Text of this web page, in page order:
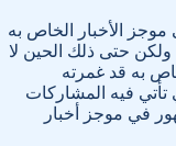
الأخبار الخاص به
حتى ذلك الحين لا
به قد غمرته
تأتي فيه المشاركات
في موجز أخبار